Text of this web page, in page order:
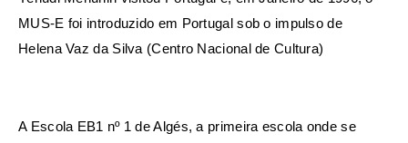
MUS-E foi introduzido em Portugal sob o impulso de
Helena Vaz da Silva (Centro Nacional de Cultura)
A Escola EB1 nº 1 de Algés, a primeira escola onde se